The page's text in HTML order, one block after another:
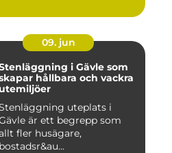
09. jun
i Gävle som
hållbara och vackra
utemiljöer
uteplats i
är ett begrepp som
fler husägare,
bostadsr&au...